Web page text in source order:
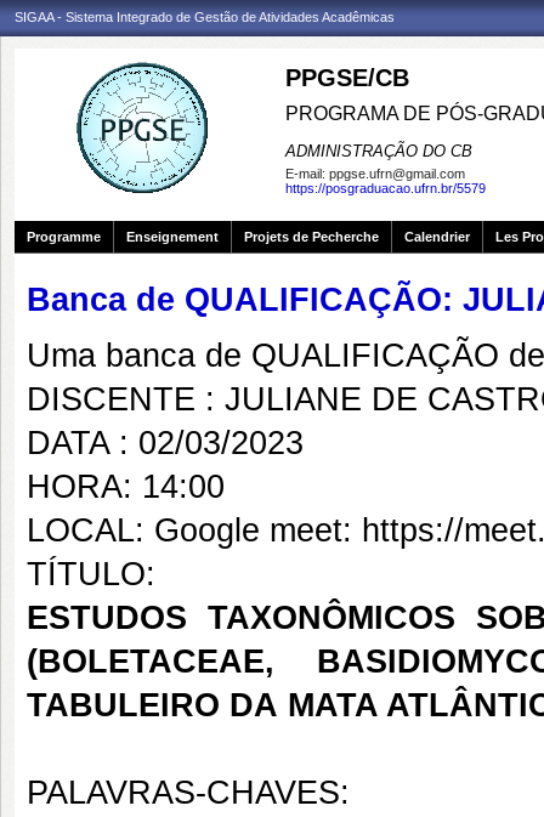
SIGAA - Sistema Integrado de Gestão de Atividades Acadêmicas
PPGSE/CB
PROGRAMA DE PÓS-
ADMINISTRAÇÃO DO CB
E-mail: ppgse.ufrn@gmail.com
https://posgraduacao.ufrn.br/5579
Programme Enseignement Projets de Pecherche Calendrier Les
Banca de QUALIFICAÇÃO:
Uma banca de QUALIFICAÇÃO
DISCENTE : JULIANE DE
DATA : 02/03/2023
HORA: 14:00
LOCAL: Google meet: https://
TÍTULO:
ESTUDOS TAXONÔMICOS
(BOLETACEAE,
TABULEIRO DA MATA
PALAVRAS-CHAVES: